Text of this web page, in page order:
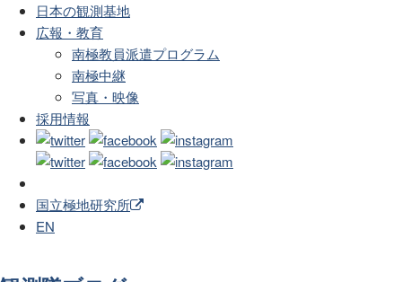
日本の観測基地
広報・教育
南極教員派遣プログラム
南極中継
写真・映像
採用情報
国立極地研究所
EN